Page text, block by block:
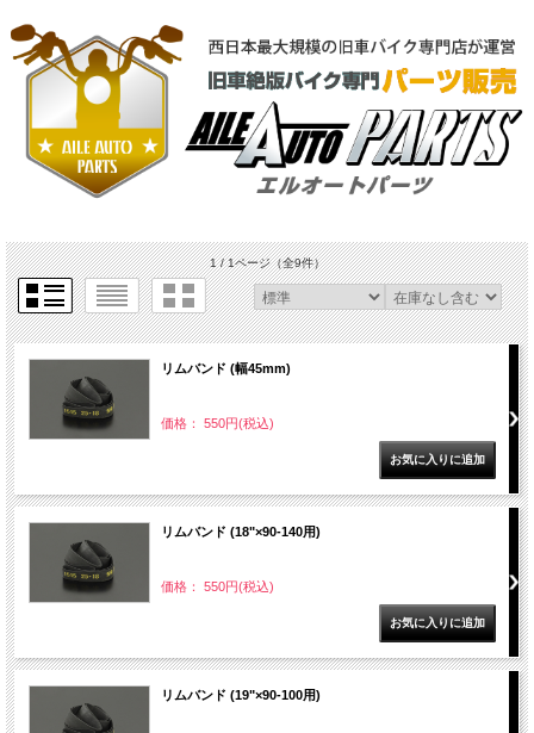
1 / 1ページ（全9件）
リムバンド (幅45mm)
価格： 550円(税込)
リムバンド (18"×90-140用)
価格： 550円(税込)
リムバンド (19"×90-100用)